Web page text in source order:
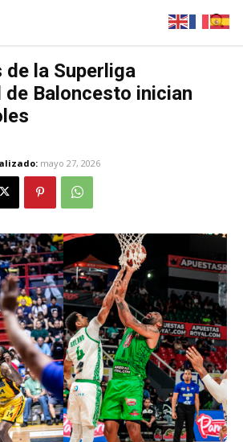
la Superliga
Baloncesto inician
mayo 27, 2026